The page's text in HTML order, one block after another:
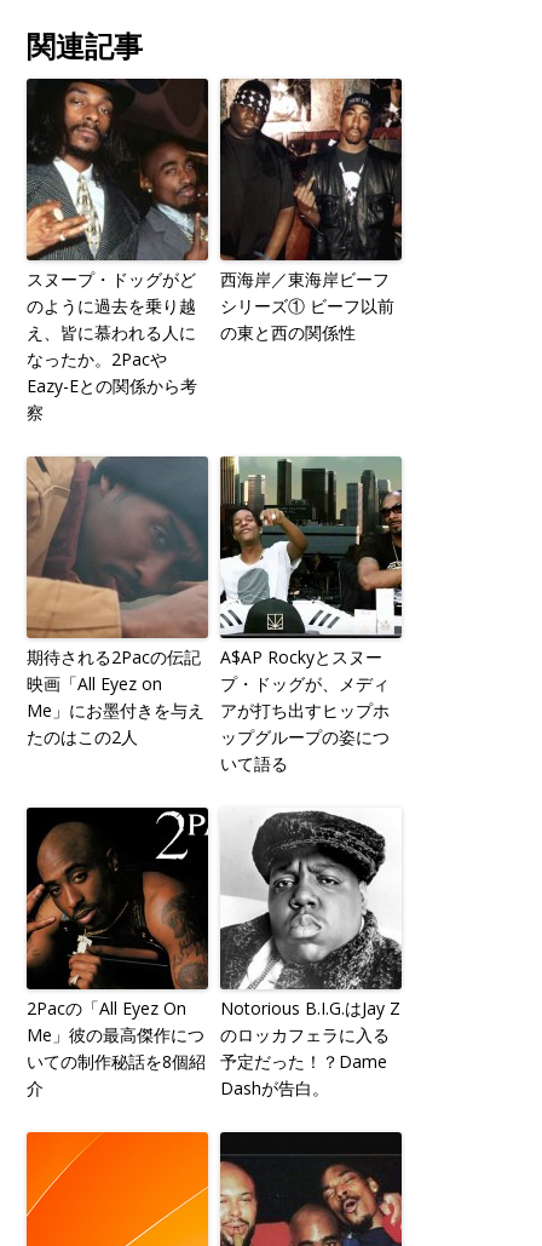
関連記事
スヌープ・ドッグがど
のように過去を乗り越
え、皆に慕われる人に
なったか。2Pacや
Eazy-Eとの関係から考
察
西海岸／東海岸ビーフ
シリーズ① ビーフ以前
の東と西の関係性
期待される2Pacの伝記
映画「All Eyez on
Me」にお墨付きを与え
たのはこの2人
A$AP Rockyとスヌー
プ・ドッグが、メディ
アが打ち出すヒップホ
ップグループの姿につ
いて語る
2Pacの「All Eyez On
Me」彼の最高傑作につ
いての制作秘話を8個紹
介
Notorious B.I.G.はJay Z
のロッカフェラに入る
予定だった！？Dame
Dashが告白。